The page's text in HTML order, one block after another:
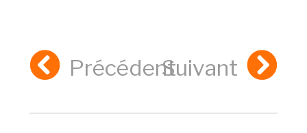
PrécédentSuivant